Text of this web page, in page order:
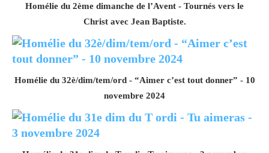
Homélie du 2ème dimanche de l’Avent - Tournés vers le
Christ avec Jean Baptiste.
Homélie du 32è/dim/tem/ord - “Aimer c’est tout donner” - 10
novembre 2024